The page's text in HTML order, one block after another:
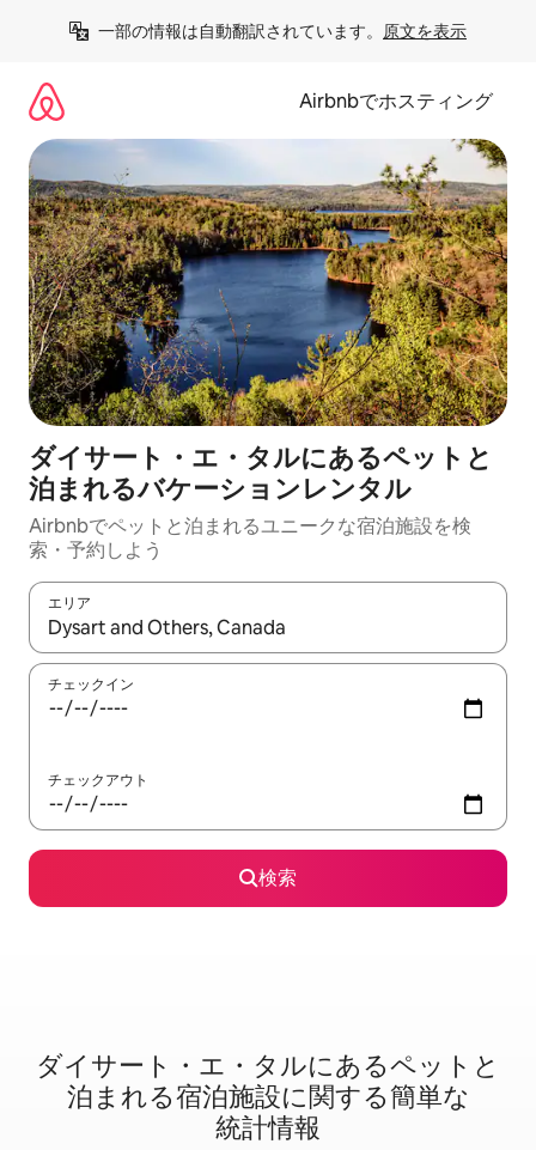
一部の情報は自動翻訳されています。 原文を表示
Airbnbでホスティング
ダイサート・エ・タルにあるペットと
泊まれるバケーションレンタル
Airbnbでペットと泊まれるユニークな宿泊施設を検
索・予約しよう
エリア
検索結果が表示されたら、上下の矢印キーを使って移動するか
チェックイン
チェックアウト
検索
ダイサート・エ・タルに⁠あ⁠るペ⁠ッ⁠ト⁠と
泊⁠ま⁠れ⁠る宿⁠泊⁠施⁠設⁠に関⁠す⁠る簡⁠単⁠な
統⁠計⁠情⁠報